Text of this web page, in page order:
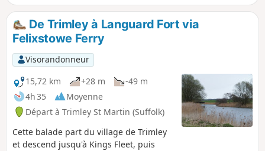
De Trimley à Languard Fort via
Felixstowe Ferry
Visorandonneur
15,72 km
+28 m
-49 m
4h 35
Moyenne
Départ à Trimley St Martin (Suffolk)
Cette balade part du village de Trimley
et descend jusqu'à Kings Fleet, puis